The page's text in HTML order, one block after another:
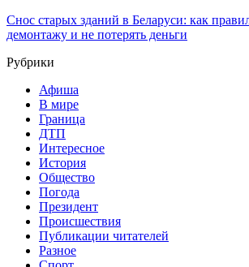
Снос старых зданий в Беларуси: как
демонтажу и не потерять деньги
Рубрики
Афиша
В мире
Граница
ДТП
Интересное
История
Общество
Погода
Президент
Происшествия
Публикации читателей
Разное